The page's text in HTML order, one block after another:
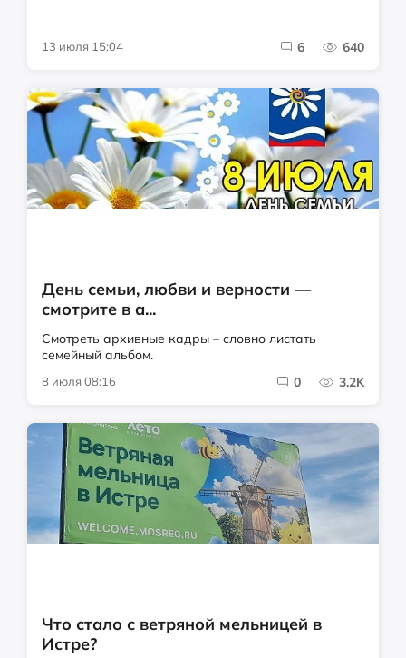
13 июля 15:04 6 640
День семьи, любви и верности —
смотрите в а...
Смотреть архивные кадры – словно листать
семейный альбом.
8 июля 08:16 0 3.2K
Что стало с ветряной мельницей в
Истре?